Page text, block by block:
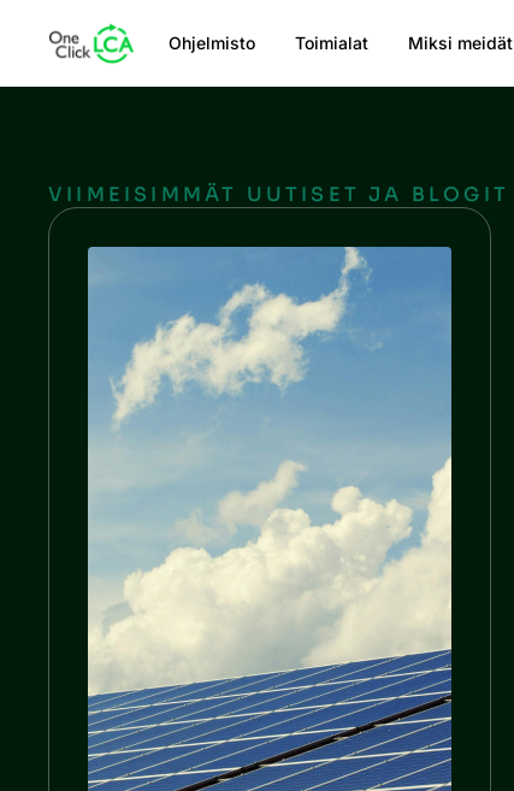
Ohjelmisto Toimialat Miksi meidät
VIIMEISIMMÄT UUTISET JA BLOGIT